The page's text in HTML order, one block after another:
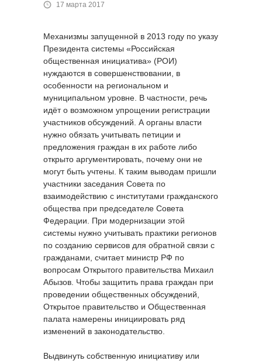
17 марта 2017
Механизмы запущенной в 2013 году по указу
Президента системы «Российская
общественная инициатива» (РОИ)
нуждаются в совершенствовании, в
особенности на региональном и
муниципальном уровне. В частности, речь
идёт о возможном упрощении регистрации
участников обсуждений. А органы власти
нужно обязать учитывать петиции и
предложения граждан в их работе либо
открыто аргументировать, почему они не
могут быть учтены. К таким выводам пришли
участники заседания Совета по
взаимодействию с институтами гражданского
общества при председателе Совета
Федерации. При модернизации этой
системы нужно учитывать практики регионов
по созданию сервисов для обратной связи с
гражданами, считает министр РФ по
вопросам Открытого правительства Михаил
Абызов. Чтобы защитить права граждан при
проведении общественных обсуждений,
Открытое правительство и Общественная
палата намерены инициировать ряд
изменений в законодательство.
Выдвинуть собственную инициативу или